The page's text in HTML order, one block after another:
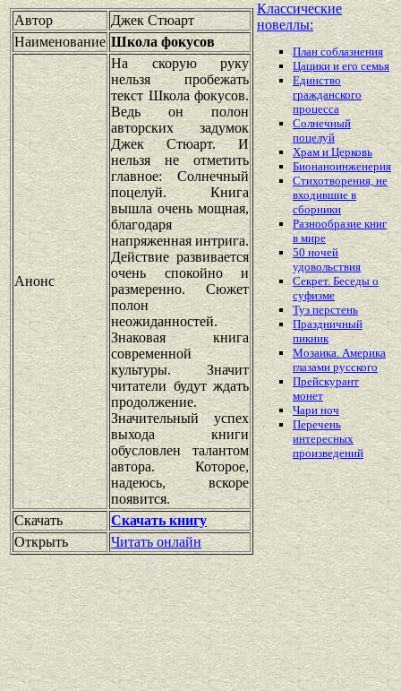
Автор
Джек Стюарт
Наименование Школа фокусов
Анонс
На скорую руку
нельзя пробежать
текст Школа фокусов.
Ведь он полон
авторских задумок
Джек Стюарт. И
нельзя не отметить
главное: Солнечный
поцелуй. Книга
вышла очень мощная,
благодаря
напряженная интрига.
Действие развивается
очень спокойно и
размеренно. Сюжет
полон
неожиданностей.
Знаковая книга
современной
культуры. Значит
читатели будут ждать
продолжение.
Значительный успех
выхода книги
обусловлен талантом
автора. Которое,
надеюсь, вскоре
появится.
Скачать
Скачать книгу
Открыть
Читать онлайн
Классические
новеллы:
План соблазнения
Цацики и его семья
Единство
гражданского
процесса
Солнечный
поцелуй
Храм и Церковь
Бионаноинженерия
Стихотворения, не
входившие в
сборники
Разнообразие книг
в мире
50 ночей
удовольствия
Секрет. Беседы о
суфизме
Туз перстень
Праздничный
пикник
Мозаика. Америка
глазами русского
Прейскурант
монет
Чари ноч
Перечень
интересных
произведений